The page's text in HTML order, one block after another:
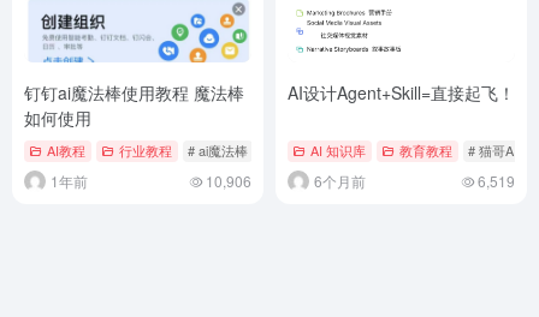
钉钉ai魔法棒使用教程 魔法棒
如何使用
AI教程 行业教程 # ai魔法棒 # 钉钉
1年前 10,906
AI设计Agent+Skill=直接起飞！
AI 知识库 教育教程 # 猫哥AI视
6个月前 6,519